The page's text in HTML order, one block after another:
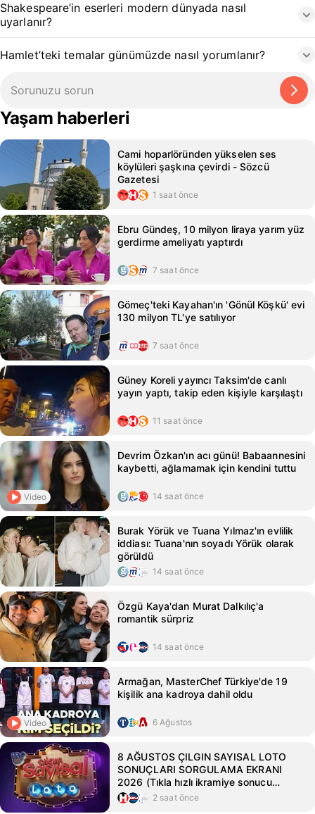
Shakespeare’in eserleri modern dünyada nasıl
uyarlanır?
Hamlet’teki temalar günümüzde nasıl yorumlanır?
Yaşam haberleri
Cami hoparlöründen yükselen ses
köylüleri şaşkına çevirdi - Sözcü
Gazetesi
1 saat önce
Ebru Gündeş, 10 milyon liraya yarım yüz
gerdirme ameliyatı yaptırdı
7 saat önce
Gömeç'teki Kayahan'ın 'Gönül Köşkü' evi
130 milyon TL'ye satılıyor
7 saat önce
Güney Koreli yayıncı Taksim'de canlı
yayın yaptı, takip eden kişiyle karşılaştı
11 saat önce
Video
Devrim Özkan'ın acı günü! Babaannesini
kaybetti, ağlamamak için kendini tuttu
14 saat önce
Burak Yörük ve Tuana Yılmaz'ın evlilik
iddiası: Tuana'nın soyadı Yörük olarak
görüldü
14 saat önce
Özgü Kaya'dan Murat Dalkılıç'a
romantik sürpriz
14 saat önce
Video
Armağan, MasterChef Türkiye'de 19
kişilik ana kadroya dahil oldu
6 Ağustos
8 AĞUSTOS ÇILGIN SAYISAL LOTO
SONUÇLARI SORGULAMA EKRANI
2026 (Tıkla hızlı ikramiye sonucu
sorgulama ekranı) || Milli Piyango Online
Çılgın Sayısal Loto sonuçları açıklandı!
2 saat önce